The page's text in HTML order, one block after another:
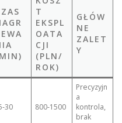
T
EKSPL
OATA
CJI
(PLN/
ROK)
GŁÓW
NE
ZALET
Y
800‑1500
Precyzyjn
a
kontrola,
brak